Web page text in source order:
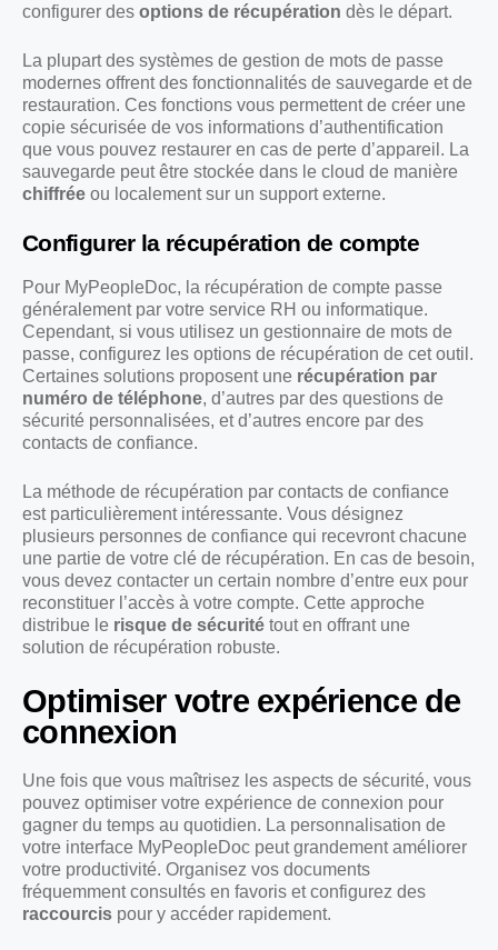
configurer des options de récupération dès le départ.
La plupart des systèmes de gestion de mots de passe
modernes offrent des fonctionnalités de sauvegarde et de
restauration. Ces fonctions vous permettent de créer une
copie sécurisée de vos informations d’authentification
que vous pouvez restaurer en cas de perte d’appareil. La
sauvegarde peut être stockée dans le cloud de manière
chiffrée ou localement sur un support externe.
Configurer la récupération de compte
Pour MyPeopleDoc, la récupération de compte passe
généralement par votre service RH ou informatique.
Cependant, si vous utilisez un gestionnaire de mots de
passe, configurez les options de récupération de cet outil.
Certaines solutions proposent une récupération par
numéro de téléphone, d’autres par des questions de
sécurité personnalisées, et d’autres encore par des
contacts de confiance.
La méthode de récupération par contacts de confiance
est particulièrement intéressante. Vous désignez
plusieurs personnes de confiance qui recevront chacune
une partie de votre clé de récupération. En cas de besoin,
vous devez contacter un certain nombre d’entre eux pour
reconstituer l’accès à votre compte. Cette approche
distribue le risque de sécurité tout en offrant une
solution de récupération robuste.
Optimiser votre expérience de
connexion
Une fois que vous maîtrisez les aspects de sécurité, vous
pouvez optimiser votre expérience de connexion pour
gagner du temps au quotidien. La personnalisation de
votre interface MyPeopleDoc peut grandement améliorer
votre productivité. Organisez vos documents
fréquemment consultés en favoris et configurez des
raccourcis pour y accéder rapidement.